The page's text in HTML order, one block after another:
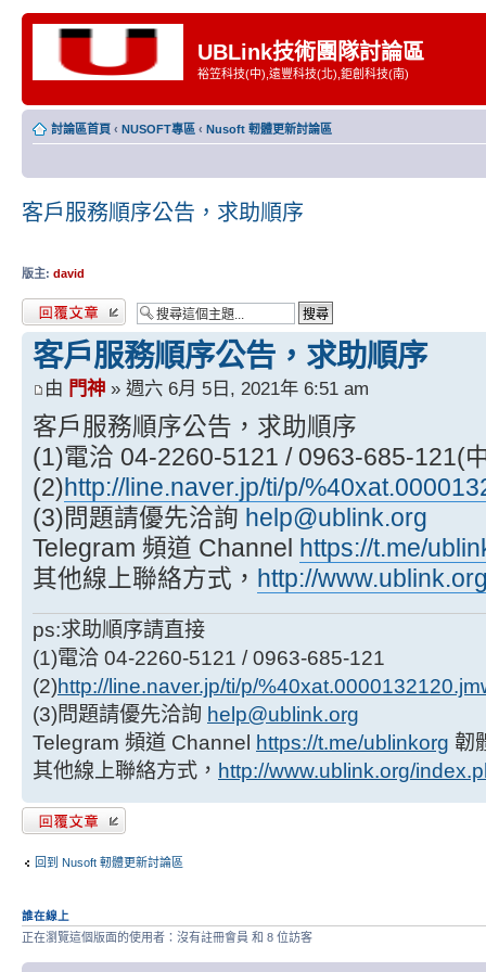
UBLink技術團隊討論區
裕笠科技(中),遠豐科技(北),鉅創科技(南)
討論區首頁 ‹ NUSOFT專區 ‹ Nusoft 軔體更新討論區
客戶服務順序公告，求助順序
版主: david
發表回覆
客戶服務順序公告，求助順序
由 門神 » 週六 6月 5日, 2021年 6:51 am
客戶服務順序公告，求助順序
(1)電洽 04-2260-5121 / 0963-685-121(
(2)http://line.naver.jp/ti/p/
(3)問題請優先洽詢 help@ublink.org
Telegram 頻道 Channel https://t.me/
其他線上聯絡方式， http://
ps:求助順序請直接
(1)電洽 04-2260-5121 / 0963-685-121
(2)http://line.naver.jp/ti/p/
(3)問題請優先洽詢 help@ublink.org
Telegram 頻道 Channel https://t.me/ublinkorg 韌
其他線上聯絡方式， http://www.ublink.org/
發表回覆
回到 Nusoft 軔體更新討論區
誰在線上
正在瀏覽這個版面的使用者：沒有註冊會員 和 8 位訪客